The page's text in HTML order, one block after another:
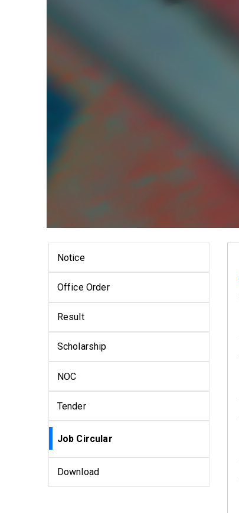
Notice
Office Order
Result
Scholarship
NOC
Tender
Job Circular
Download